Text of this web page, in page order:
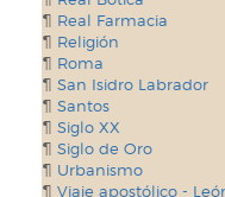
Real Farmacia
Religión
Roma
San Isidro Labrador
Santos
Siglo XX
Siglo de Oro
Urbanismo
Viaje apostólico -